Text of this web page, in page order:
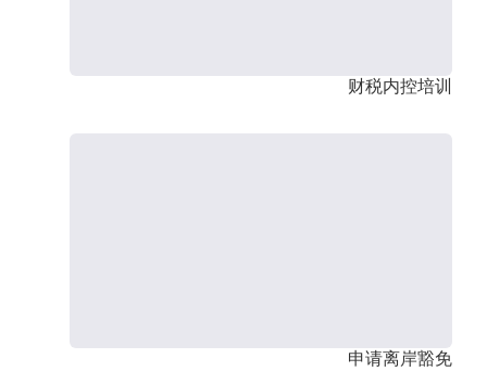
财税内控培训
申请离岸豁免